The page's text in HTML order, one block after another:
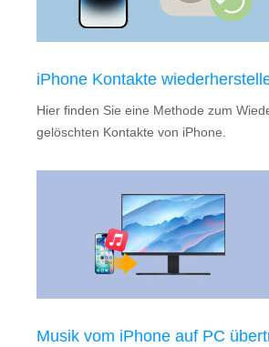
iPhone Kontakte
Hier finden Sie eine Methode zum
gelöschten Kontakte von iPhone.
Musik vom iPhone auf PC